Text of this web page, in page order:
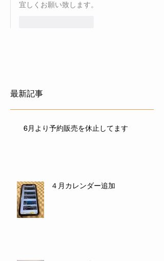
宜しくお願い致します。
最新記事
6月より予約販売を休止してます
４月カレンダー追加